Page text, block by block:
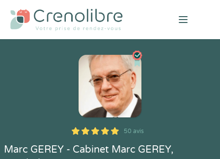
Open
5
1
5
50 50 avis
Marc GEREY - Cabinet Marc GEREY,